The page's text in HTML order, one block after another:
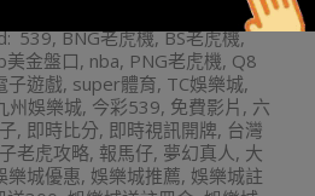
Q8娛樂
539,BNG老虎機,BS老虎機,
美金盤口, nba, PNG老虎機, Q8
子遊戲, super體育, TC娛樂城,
州娛樂城, 今彩539, 免費影片 , 六
, 即時比分, 即時視訊開牌, 台灣
老虎攻略, 報馬仔, 夢幻真人, 大
樂城優惠, 娛樂城推薦, 娛樂城註